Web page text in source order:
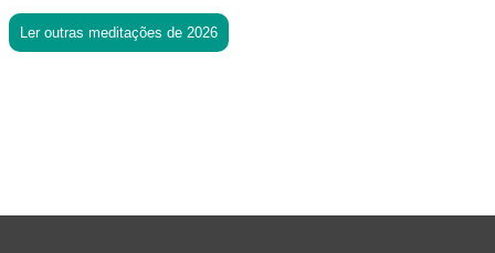
Ler outras meditações de 2026